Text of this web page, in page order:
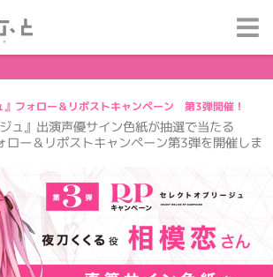
』フォロー＆リポストキャンペーン 第3弾開催！
ュ』出演声優サイン色紙が抽選で当たる
ー＆リポストキャンペーン第3弾を開催しま